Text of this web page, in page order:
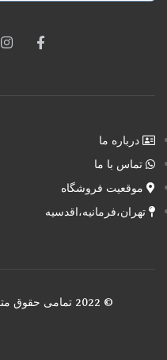
درباره ما
تماس با ما
موقعیت فروشگاه
تهران،فرمانیه،اقدسیه
© 2022 تمامی حقوق متعلق به مالک وب سایت است